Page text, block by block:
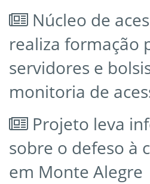
Núcleo de
realiza formação
servidores e
monitoria de
Projeto leva
sobre o defeso à
em Monte Alegre